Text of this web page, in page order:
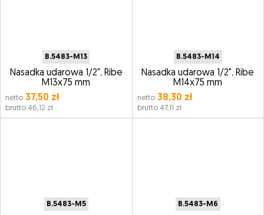
B.5483-M13
Nasadka udarowa 1/2", Ribe
M13x75 mm
netto 37,50 zł
brutto 46,12 zł
B.5483-M14
Nasadka udarowa 1/2", Ribe
M14x75 mm
netto38,30 zł
brutto 47,11 zł
B.5483-M5 B.5483-M6